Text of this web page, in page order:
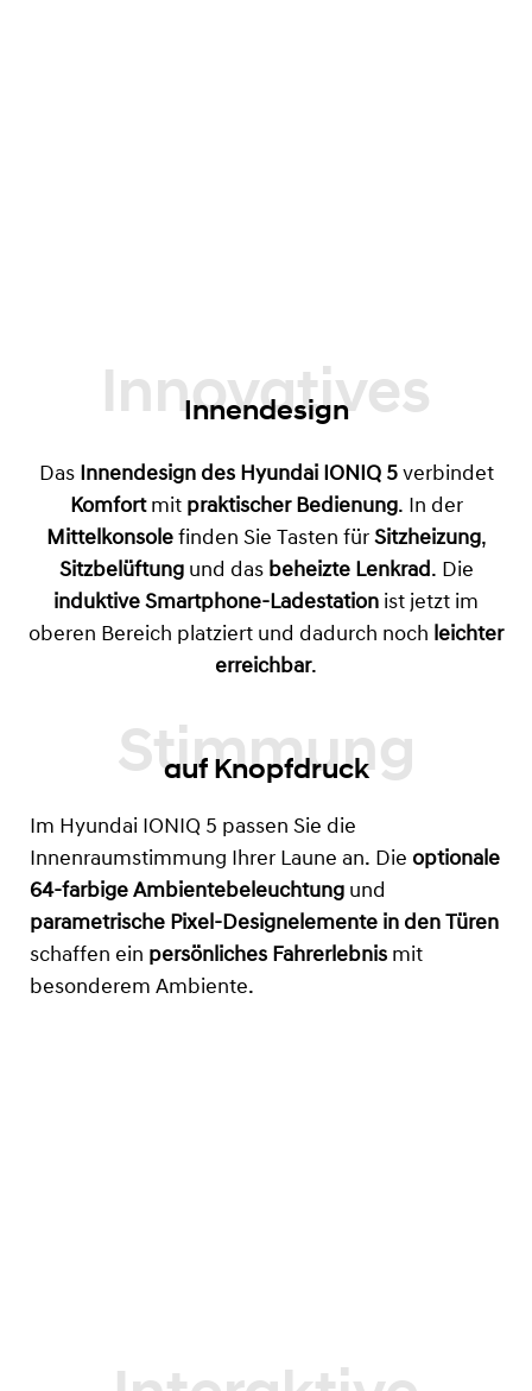
Innovatives
Innendesign
Das Innendesign des Hyundai IONIQ 5verbindet
Komfortmit praktischer Bedienung. In der
Mittelkonsolefinden Sie Tasten für Sitzheizung,
Sitzbelüftungund das beheizte Lenkrad. Die
induktive Smartphone-Ladestation ist jetzt im
oberen Bereich platziert und dadurch noch leichter
erreichbar.
auf Knopfdruck
Im Hyundai IONIQ 5 passen Sie die
Innenraumstimmung Ihrer Laune an. Die optionale
64-farbige Ambientebeleuchtung und
parametrische Pixel-Designelemente in den Türen
schaffen ein persönliches Fahrerlebnis mit
besonderem Ambiente.